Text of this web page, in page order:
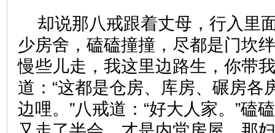
却说那八戒跟着丈母，行入里
少房舍，磕磕撞撞，尽都是门坎
慢些儿走，我这里边路生，你带
道：“这都是仓房、库房、碾房各
边哩。”八戒道：“好大人家。”磕